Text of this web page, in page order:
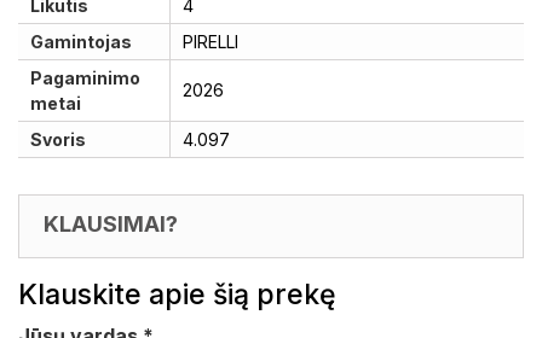
Likutis
4
Gamintojas
PIRELLI
Pagaminimo
metai
2026
Svoris 4.097
KLAUSIMAI?
Klauskite apie šią prekę